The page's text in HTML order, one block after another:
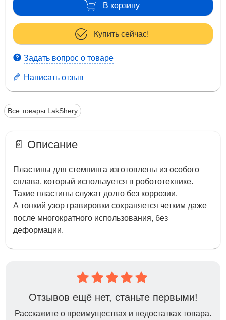
В корзину
Купить сейчас!
Задать вопрос о товаре
Написать отзыв
Все товары LakShery
📄 Описание
Пластины для стемпинга изготовлены из особого
сплава, который используется в робототехнике.
Такие пластины служат долго без коррозии.
А тонкий узор гравировки сохраняется четким даже
после многократного использования, без
деформации.
Отзывов ещё нет, станьте первыми!
Расскажите о преимуществах и недостатках товара.